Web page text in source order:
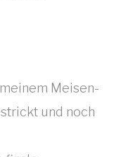
Meisen-
und noch